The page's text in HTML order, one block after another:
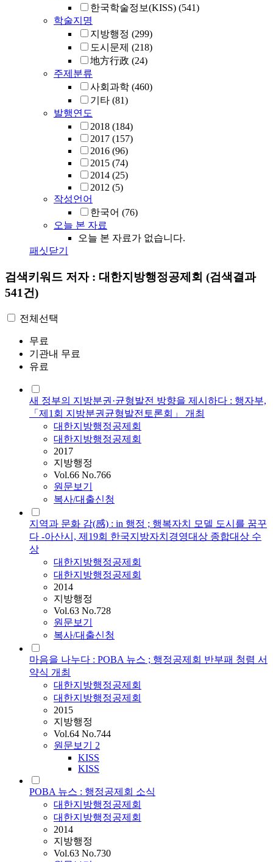
한국학술정보(KISS) (541)
학술지명
지방행정 (299)
도시문제 (218)
地方行政 (24)
주제분류
사회과학 (460)
기타 (81)
발행연도
2018 (184)
2017 (157)
2016 (96)
2015 (74)
2014 (25)
2012 (5)
작성언어
한국어 (76)
오늘 본 자료
오늘 본 자료가 없습니다.
패싯닫기
검색키워드 저자 : 대한지방행정공제회 (검색결과
541건)
전체선택
무료
기관내 무료
유료
새 정부의 지방분권·균형발전 방향을 제시하다 : 행자부,
「제1회 지방분권균형발전토론회」 개최
대한지방행정공제회
대한지방행정공제회
2017
지방행정
Vol.66 No.766
원문보기
복사/대출신청
지역과 문화 감(感) : in 행정 ; 행복자치 모델 도시를 꿈꾸
다 -아산시, 제19회 한국지방자치경영대상 종합대상 수
상
대한지방행정공제회
대한지방행정공제회
2014
지방행정
Vol.63 No.728
원문보기
복사/대출신청
마음을 나누다 : POBA 뉴스 ; 행정공제회 반부패 청렴 서
약식 개최
대한지방행정공제회
대한지방행정공제회
2015
지방행정
Vol.64 No.744
원문보기 2
KISS
KISS
POBA 뉴스 : 행정공제회 소식
대한지방행정공제회
대한지방행정공제회
2014
지방행정
Vol.63 No.730